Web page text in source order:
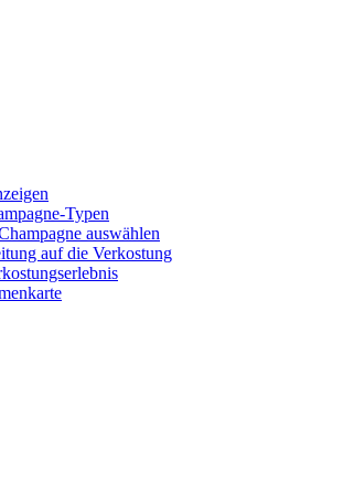
Typen
auswählen
auf die Verkostung